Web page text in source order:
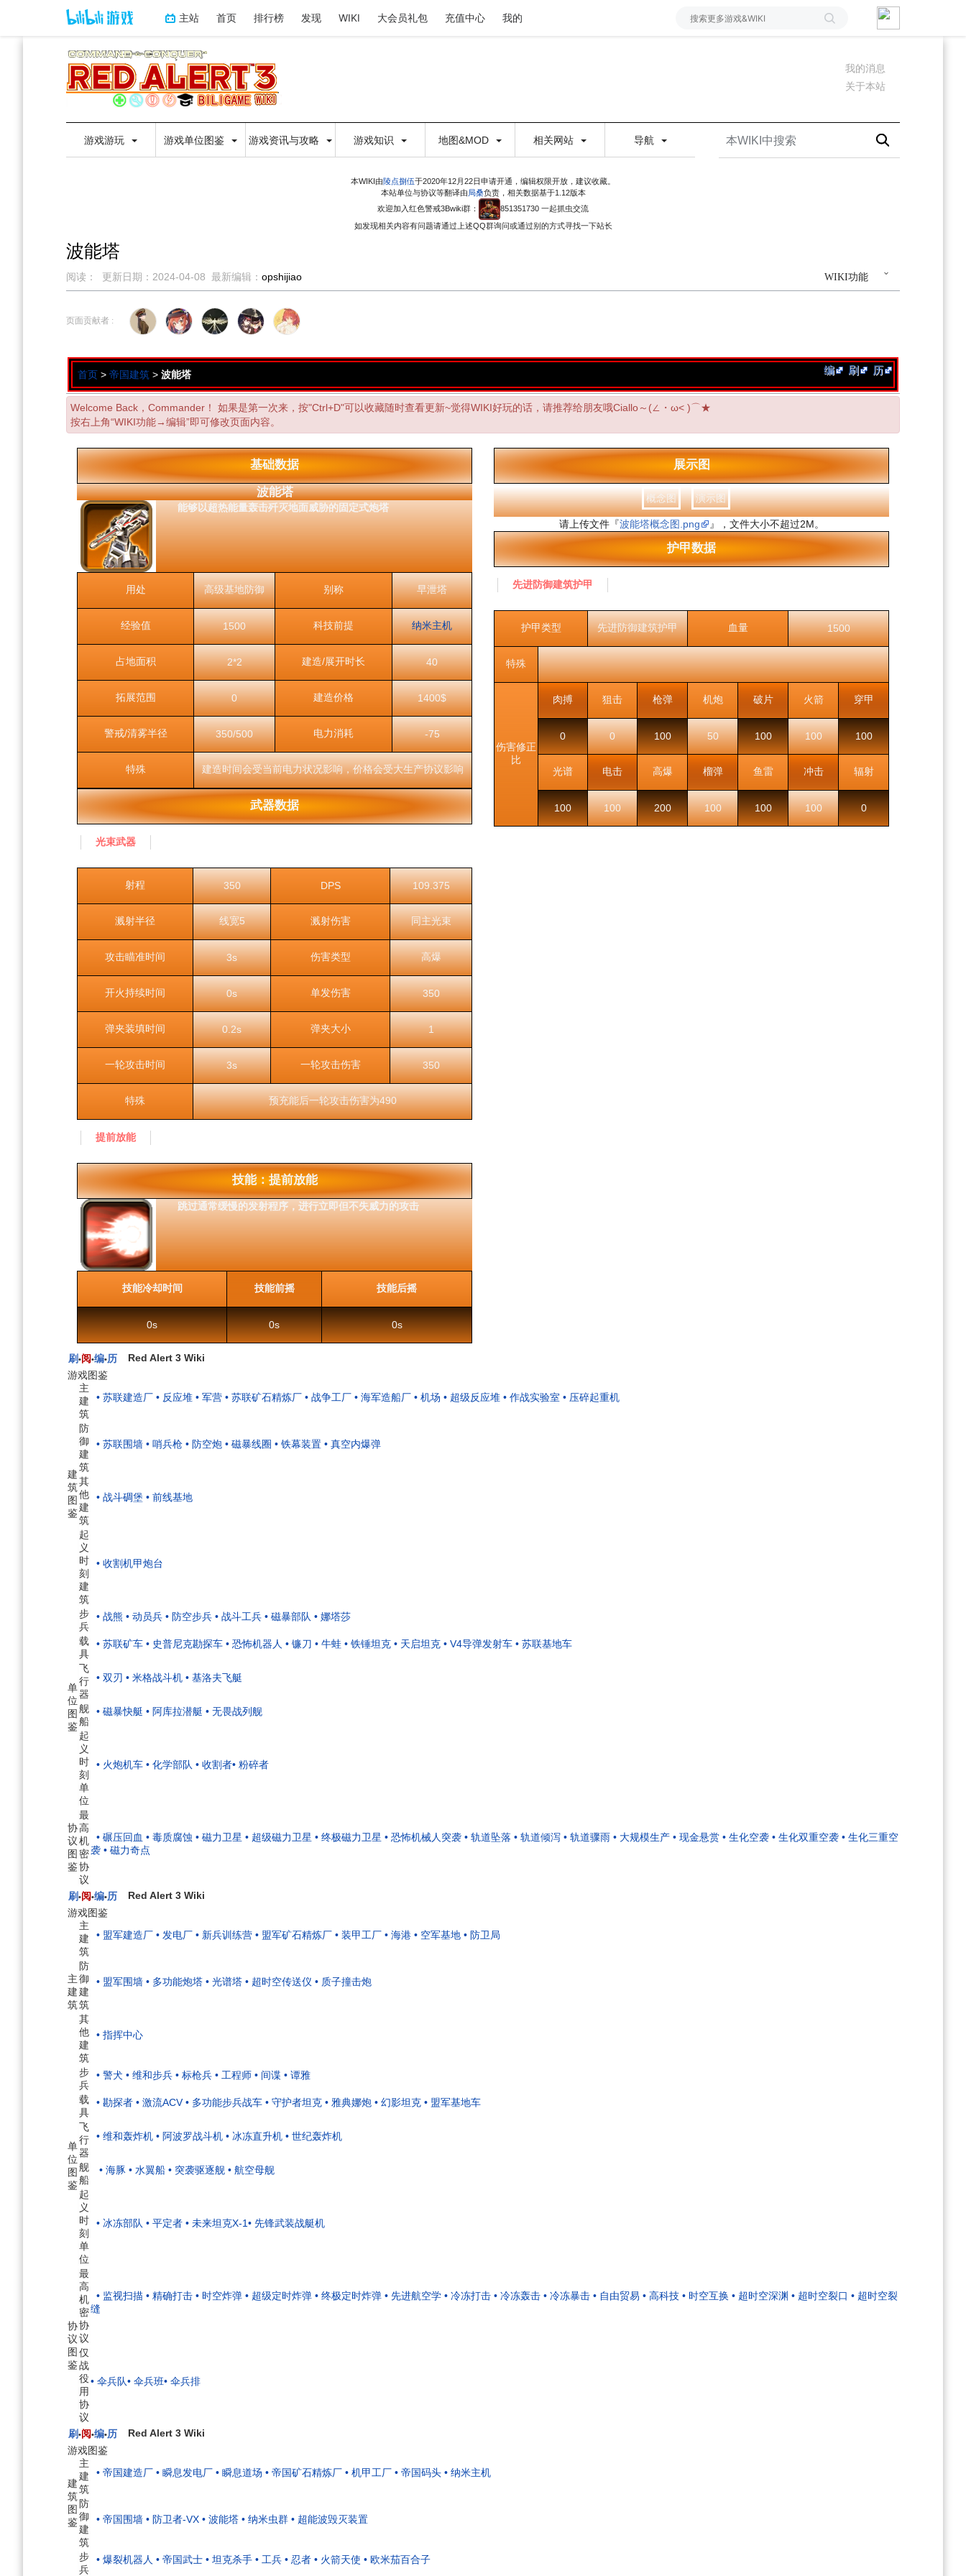
主站 首页 排行榜 发现 WIKI 大会员礼包 充值中心 我的
我的消息
关于本站
游戏游玩 游戏单位图鉴 游戏资讯与攻略 游戏知识 地图&MOD 相关网站 导航
本WIKI由陵点捌伍于2020年12月22日申请开通，编辑权限开放，建议收藏。
本站单位与协议等翻译由 局桑负责，相关数据基于1.12版本
欢迎加入红色警戒3Bwiki群：
851351730 一起抓虫交流
如发现相关内容有问题请通过上述QQ群询问或通过别的方式寻找一下站长
波能塔
WIKI功能
阅读： 更新日期： 2024-04-08 最新编辑： opshijiao
到
到
页面贡献者 :
编 刷 历
首页 > 帝国建筑 > 波能塔
Welcome Back，Commander！ 如果是第一次来，按"Ctrl+D"可以收藏随时查看更新~觉得WIKI好玩的话，请推荐给朋友哦Ciallo～(∠・ω< )⌒★
按右上角“WIKI功能→编辑”即可修改页面内容。
基础数据
波能塔
能够以超热能量轰击歼灭地面威胁的固定式炮塔
用处 高级基地防御 别称 早泄塔
经验值 1500 科技前提 纳米主机
占地面积 2*2 建造/展开时长 40
拓展范围 0 建造价格 1400$
警戒/清雾半径 350/500 电力消耗 -75
特殊 建造时间会受当前电力状况影响，价格会受大生产协议影响
武器数据
光束武器
射程 350 DPS 109.375
溅射半径 线宽5 溅射伤害 同主光束
攻击瞄准时间 3s 伤害类型 高爆
开火持续时间 0s 单发伤害 350
弹夹装填时间 0.2s 弹夹大小 1
一轮攻击时间 3s 一轮攻击伤害 350
特殊 预充能后一轮攻击伤害为490
提前放能
技能：提前放能
跳过通常缓慢的发射程序，进行立即但不失威力的攻击
技能冷却时间 技能前摇 技能后摇
0s 0s 0s
展示图
概念图 演示图
请上传文件『波能塔概念图.png 』，文件大小不超过2M。
护甲数据
先进防御建筑护甲
护甲类型 先进防御建筑护甲 血量 1500
特殊
伤害修正
比
肉搏 狙击 枪弹 机炮 破片 火箭 穿甲
0 0 100 50 100 100 100
光谱 电击 高爆 榴弹 鱼雷 冲击 辐射
100 100 200 100 100 100 0
刷•阅•编•历
Red Alert 3 Wiki
游戏图鉴
建
筑
图
鉴
主
建
筑
• 苏联建造厂 • 反应堆 • 军营 • 苏联矿石精炼厂 • 战争工厂 • 海军造船厂 • 机场 • 超级反应堆 • 作战实验室 • 压碎起重机
防
御
建
筑
• 苏联围墙 • 哨兵枪 • 防空炮 • 磁暴线圈 • 铁幕装置 • 真空内爆弹
其
他
建
筑
• 战斗碉堡 • 前线基地
起
义
时
刻
建
筑
• 收割机甲炮台
单
位
图
鉴
步
兵
• 战熊 • 动员兵 • 防空步兵 • 战斗工兵 • 磁暴部队 • 娜塔莎
载
具
• 苏联矿车 • 史普尼克勘探车 • 恐怖机器人 • 镰刀 • 牛蛙 • 铁锤坦克 • 天启坦克 • V4导弹发射车 • 苏联基地车
飞
行
器
• 双刃 • 米格战斗机 • 基洛夫飞艇
舰
船
• 磁暴快艇 • 阿库拉潜艇 • 无畏战列舰
起
义
时
刻
单
位
• 火炮机车 • 化学部队 • 收割者• 粉碎者
协
议
图
鉴
最
高
机
密
协
议
• 碾压回血 • 毒质腐蚀 • 磁力卫星 • 超级磁力卫星 • 终极磁力卫星 • 恐怖机械人突袭 • 轨道坠落 • 轨道倾泻 • 轨道骤雨 • 大规模生产 • 现金悬赏 • 生化空袭 • 生化双重空袭 • 生化三重空
袭 • 磁力奇点
刷•阅•编•历
Red Alert 3 Wiki
游戏图鉴
主
建
筑
主
建
筑
• 盟军建造厂 • 发电厂 • 新兵训练营 • 盟军矿石精炼厂 • 装甲工厂 • 海港 • 空军基地 • 防卫局
防
御
建
筑
• 盟军围墙 • 多功能炮塔 • 光谱塔 • 超时空传送仪 • 质子撞击炮
其
他
建
筑
• 指挥中心
单
位
图
鉴
步
兵
• 警犬 • 维和步兵 • 标枪兵 • 工程师 • 间谍 • 谭雅
载
具
• 勘探者 • 激流ACV • 多功能步兵战车 • 守护者坦克 • 雅典娜炮 • 幻影坦克 • 盟军基地车
飞
行
器
• 维和轰炸机 • 阿波罗战斗机 • 冰冻直升机 • 世纪轰炸机
舰
船
• 海豚 • 水翼船 • 突袭驱逐舰 • 航空母舰
起
义
时
刻
单
位
• 冰冻部队 • 平定者 • 未来坦克X-1• 先锋武装战艇机
协
议
图
鉴
最
高
机
密
协
议
• 监视扫描 • 精确打击 • 时空炸弹 • 超级定时炸弹 • 终极定时炸弹 • 先进航空学 • 冷冻打击 • 冷冻轰击 • 冷冻暴击 • 自由贸易 • 高科技 • 时空互换 • 超时空深渊 • 超时空裂口 • 超时空裂
缝
仅
战
役
用
协
议
• 伞兵队• 伞兵班• 伞兵排
刷•阅•编•历
Red Alert 3 Wiki
游戏图鉴
建
筑
图
鉴
主
建
筑
• 帝国建造厂 • 瞬息发电厂 • 瞬息道场 • 帝国矿石精炼厂 • 机甲工厂 • 帝国码头 • 纳米主机
防
御
建
筑
• 帝国围墙 • 防卫者-VX • 波能塔 • 纳米虫群 • 超能波毁灭装置
步
兵
• 爆裂机器人 • 帝国武士 • 坦克杀手 • 工兵 • 忍者 • 火箭天使 • 欧米茄百合子